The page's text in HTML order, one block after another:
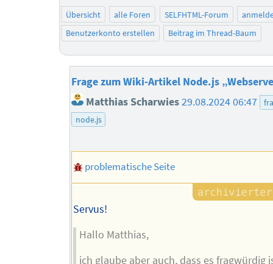
Übersicht alle Foren SELFHTML-Forum
Benutzerkonto erstellen
Beitrag im Thread-Baum
Frage zum Wiki-Artikel Node.js
Matthias Scharwies29.08.2024 06:47
node.js
problematische Seite
Servus!
Hallo Matthias,
ich glaube aber auch, dass es fragwürdig